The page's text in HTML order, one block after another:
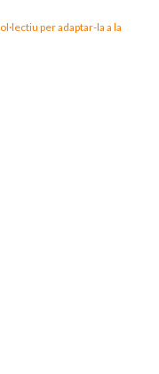
per adaptar-la a la